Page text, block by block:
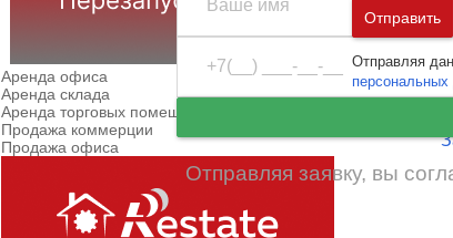
Аренда офиса
Аренда склада
Аренда торговых помещений
Продажа коммерции
Продажа офиса
Москва и
Санкт-
Отправляя заявку, вы
Отправить
Отправляя